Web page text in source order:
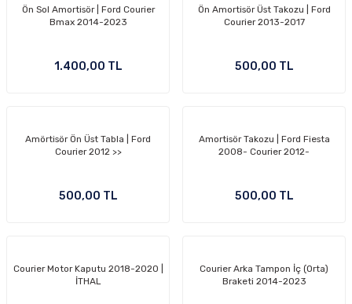
Ön Sol Amortisör | Ford Courier
Bmax 2014-2023
1.400,00 TL
Ön Amortisör Üst Takozu | Ford
Courier 2013-2017
500,00 TL
Amörtisör Ön Üst Tabla | Ford
Courier 2012 >>
500,00 TL
Amortisör Takozu | Ford Fiesta
2008- Courier 2012-
500,00 TL
Courier Motor Kaputu 2018-2020 |
İTHAL
Courier Arka Tampon İç (Orta)
Braketi 2014-2023